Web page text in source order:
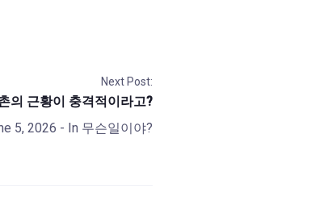
Next Post:
의 근황이 충격적이라고?
5, 2026 - In 무슨일이야?